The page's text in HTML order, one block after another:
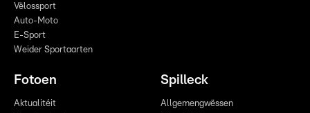
Vëlossport
Auto-Moto
E-Sport
Weider Sportaarten
Fotoen
Aktualitéit
Spilleck
Allgemengwëssen